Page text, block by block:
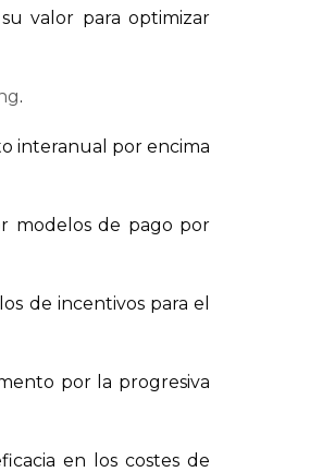
valor para optimizar
.
interanual por encima
modelos de pago por
de incentivos para el
por la progresiva
en los costes de